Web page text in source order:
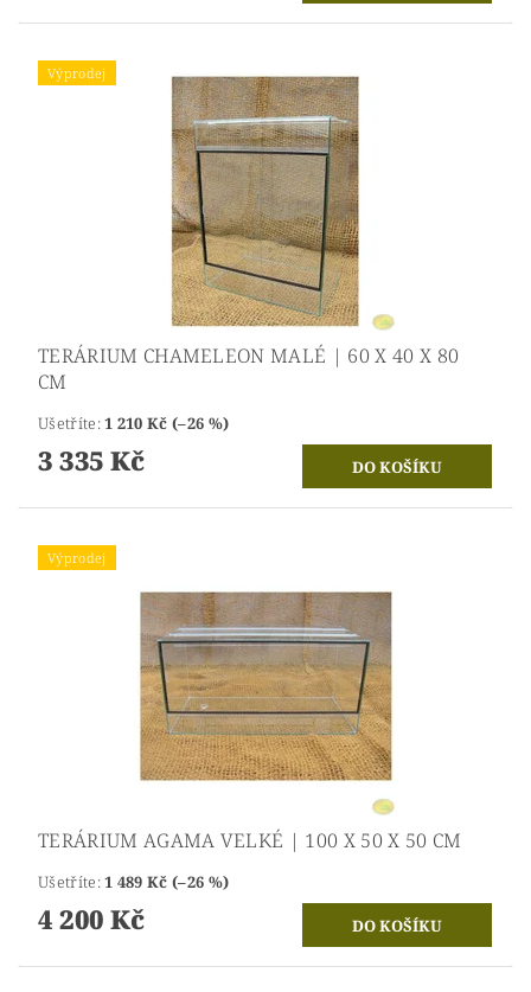
Výprodej
TERÁRIUM CHAMELEON MALÉ | 60 X 40 X 80
CM
Ušetříte:1 210 Kč (–26 %)
3 335 Kč
Výprodej
TERÁRIUM AGAMA VELKÉ | 100 X 50 X 50 CM
Ušetříte:1 489 Kč (–26 %)
4 200 Kč